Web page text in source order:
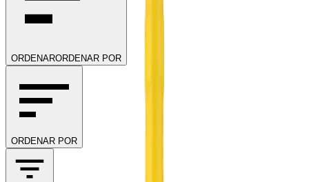
ORDENARORDENAR POR
ORDENAR POR